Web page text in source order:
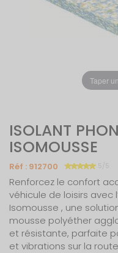
Taper
ISOLANT
ISOMOUSSE
Réf : 912700 5/5
Renforcez le confort
véhicule de loisirs avec
Isomousse , une
mousse polyéther
et résistante, parfaite
et vibrations sur la